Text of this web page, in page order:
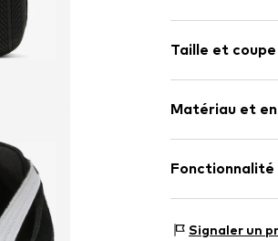
Cuir
Bout rond
Laçage
Cuir velours
Numéro
Taille et coupe
Matériau et
Contient des
Fonctionnalité
Type de
Signaler un